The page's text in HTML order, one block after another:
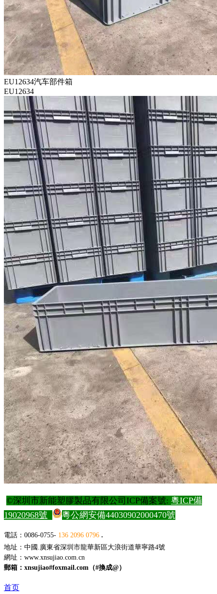
EU12634汽车部件箱
EU12634
©深圳市新能塑膠製品有限公司ICP備案號: 粵ICP備
19020968號
粵公網安備44030902000470號
電話：0086-0755- 136 2096 0796 .
地址：中國.廣東省深圳市龍華新區大浪街道華寧路4號
網址： www.xnsujiao.com.cn
郵箱：xnsujiao#foxmail.com（#換成@）
首页